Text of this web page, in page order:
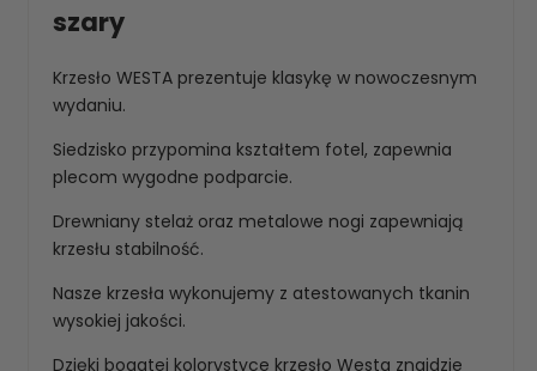
szary
Krzesło WESTA prezentuje klasykę w nowoczesnym
wydaniu.
Siedzisko przypomina kształtem fotel, zapewnia
plecom wygodne podparcie.
Drewniany stelaż oraz metalowe nogi zapewniają
krzesłu stabilność.
Nasze krzesła wykonujemy z atestowanych tkanin
wysokiej jakości.
Dzięki bogatej kolorystyce krzesło Westa znajdzie